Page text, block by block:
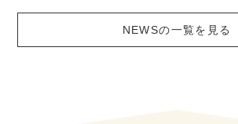
NEWSの一覧を見る